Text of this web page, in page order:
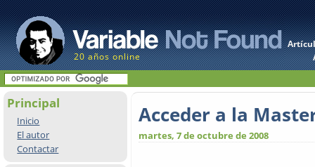
20 años online
Principal
Inicio
El autor
Contactar
Acceder a la
martes, 7 de octubre de 2008